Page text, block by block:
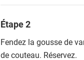
Étape 2
Fendez la gousse de
de couteau. Réservez.